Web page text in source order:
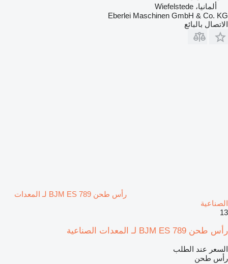
ألمانيا، Wiefelstede
Eberlei Maschinen GmbH & Co. KG
الاتصال بالبائع
رأس طحن BJM ES 789 لـ المعدات
الصناعية
13
رأس طحن BJM ES 789 لـ المعدات الصناعية
السعر عند الطلب
رأس طحن